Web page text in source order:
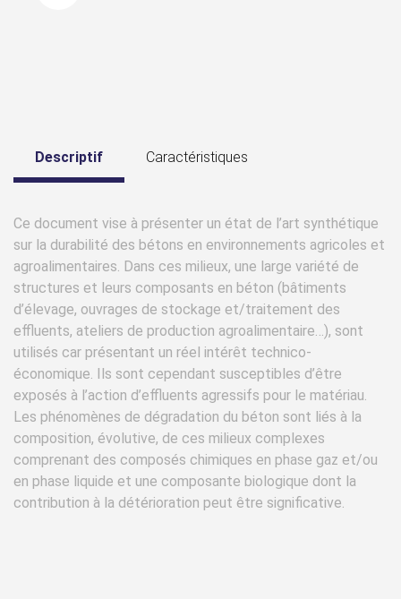
Descriptif Caractéristiques
Ce document vise à présenter un état de l’art synthétique
sur la durabilité des bétons en environnements agricoles et
agroalimentaires. Dans ces milieux, une large variété de
structures et leurs composants en béton (bâtiments
d’élevage, ouvrages de stockage et/traitement des
effluents, ateliers de production agroalimentaire…), sont
utilisés car présentant un réel intérêt technico-
économique. Ils sont cependant susceptibles d’être
exposés à l’action d’effluents agressifs pour le matériau.
Les phénomènes de dégradation du béton sont liés à la
composition, évolutive, de ces milieux complexes
comprenant des composés chimiques en phase gaz et/ou
en phase liquide et une composante biologique dont la
contribution à la détérioration peut être significative.